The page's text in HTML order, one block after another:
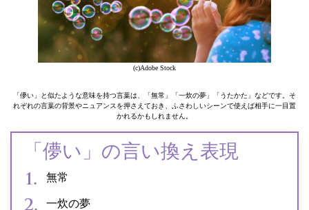
(c)Adobe Stock
「儚い」と似たような意味を持つ言葉は、「無常」「一炊の夢」「うたかた」などです。そ
れぞれの言葉の背景やニュアンスを押さえておき、ふさわしいシーンで使えば相手に一目置
かれるかもしれません。
「儚い」の言い換え表現
無常
一炊の夢